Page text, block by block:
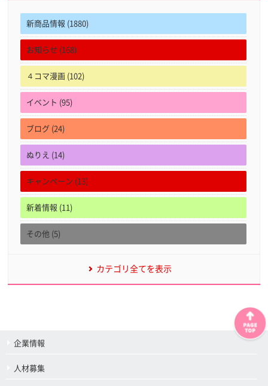
新商品情報 (1880)
お知らせ (168)
４コマ漫画 (102)
イベント (95)
ブログ (24)
ぬりえ (14)
キャンペーン (13)
新着情報 (11)
その他 (5)
カテゴリ全てを表示
企業情報
人材募集